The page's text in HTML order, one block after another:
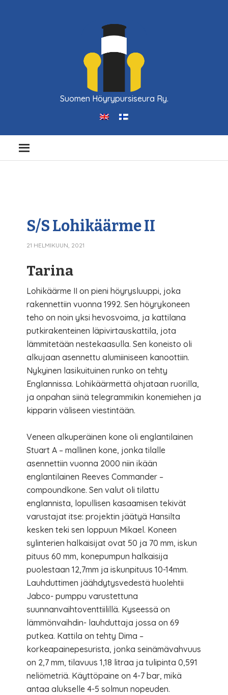
Suomen Höyrypursiseura Ry.
S/S Lohikäärme II
21 HELMIKUUN, 2021
Tarina
Lohikäärme II on pieni höyrysluuppi, joka
rakennettiin vuonna 1992. Sen höyrykoneen
teho on noin yksi hevosvoima, ja kattilana
putkirakenteinen läpivirtauskattila, jota
lämmitetään nestekaasulla. Sen koneisto oli
alkujaan asennettu alumiiniseen kanoottiin.
Nykyinen lasikuituinen runko on tehty
Englannissa. Lohikäärmettä ohjataan ruorilla,
ja onpahan siinä telegrammikin konemiehen ja
kipparin väliseen viestintään.
Veneen alkuperäinen kone oli englantilainen
Stuart A – mallinen kone, jonka tilalle
asennettiin vuonna 2000 niin ikään
englantilainen Reeves Commander –
compoundkone. Sen valut oli tilattu
englannista, lopullisen kasaamisen tekivät
varustajat itse: projektin jäätyä Hansilta
kesken teki sen loppuun Mikael. Koneen
sylinterien halkaisijat ovat 50 ja 70 mm, iskun
pituus 60 mm, konepumpun halkaisija
puolestaan 12,7mm ja iskunpituus 10-14mm.
Lauhduttimen jäähdytysvedestä huolehtii
Jabco- pumppu varustettuna
suunnanvaihtoventtiilillä. Kyseessä on
lämmönvaihdin- lauhduttaja jossa on 69
putkea. Kattila on tehty Dima –
korkeapainepesurista, jonka seinämävahvuus
on 2,7 mm, tilavuus 1,18 litraa ja tulipinta 0,591
neliömetriä. Käyttöpaine on 4-7 bar, mikä
antaa alukselle 4-5 solmun nopeuden.